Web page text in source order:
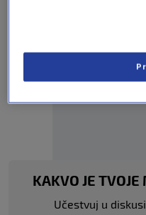
KAKVO JE
Učestvuj u